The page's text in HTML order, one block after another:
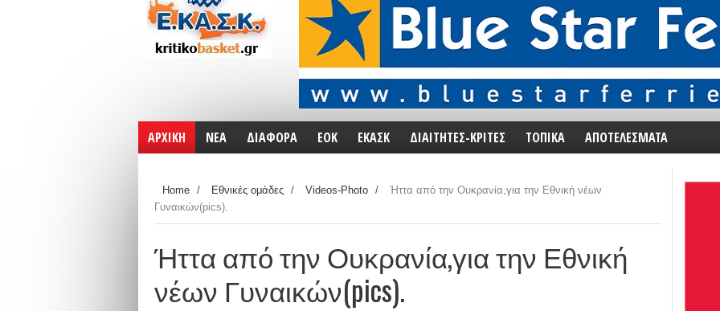
ΑΡΧΙΚΗ ΝΕΑ ΔΙΑΦΟΡΑ ΕΟΚ ΕΚΑΣΚ ΔΙΑΙΤΗΤΕΣ-ΚΡΙΤΕΣ ΤΟΠΙΚΑ ΑΠΟΤΕΛΕΣΜΑΤΑ
Home / Εθνικές ομάδες / Videos-Photo /
Ήττα από την Ουκρανία,για την Εθνική νέων
Γυναικών(pics).
Ήττα από την Ουκρανία,για την Εθνική
νέων Γυναικών(pics).